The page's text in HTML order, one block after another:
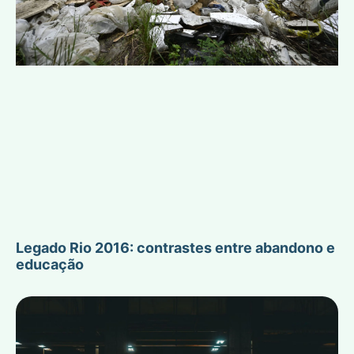
Legado Rio 2016: contrastes entre abandono e
educação